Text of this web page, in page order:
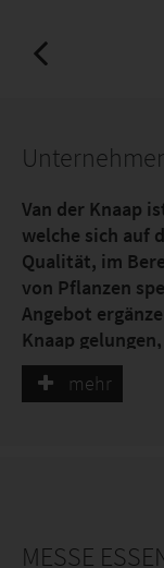
Van der Knaap
welche sich auf
Qualität, im
von Pflanzen
Angebot
Knaap
führenden
professionellen
mehr
MESSE